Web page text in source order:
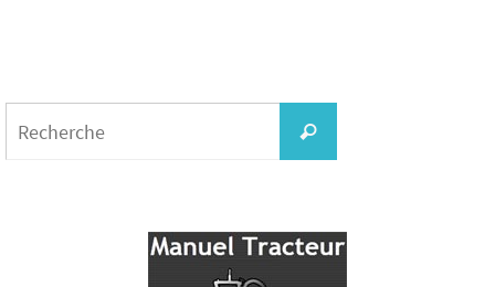
Recherche